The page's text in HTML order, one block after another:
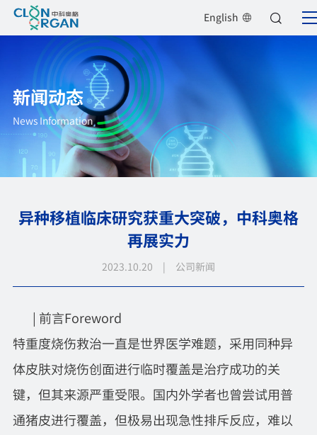
English
新闻动态
News Information
异种移植临床研究获重大突破，中科奥格
再展实力
2023.10.20 | 公司新闻
| 前言Foreword
特重度烧伤救治一直是世界医学难题，采用同种异
体皮肤对烧伤创面进行临时覆盖是治疗成功的关
键，但其来源严重受限。国内外学者也曾尝试用普
通猪皮进行覆盖，但极易出现急性排斥反应，难以